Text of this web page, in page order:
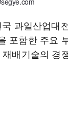
과일산업대
포함한 주요
배기술의 경